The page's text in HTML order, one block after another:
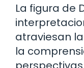
La figura de
atraviesan
la